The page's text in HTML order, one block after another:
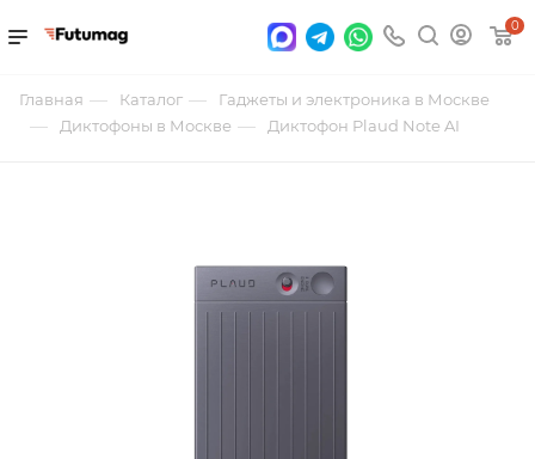
0
Главная — Каталог — Гаджеты и электроника в Москве
— Диктофоны в Москве — Диктофон Plaud Note AI